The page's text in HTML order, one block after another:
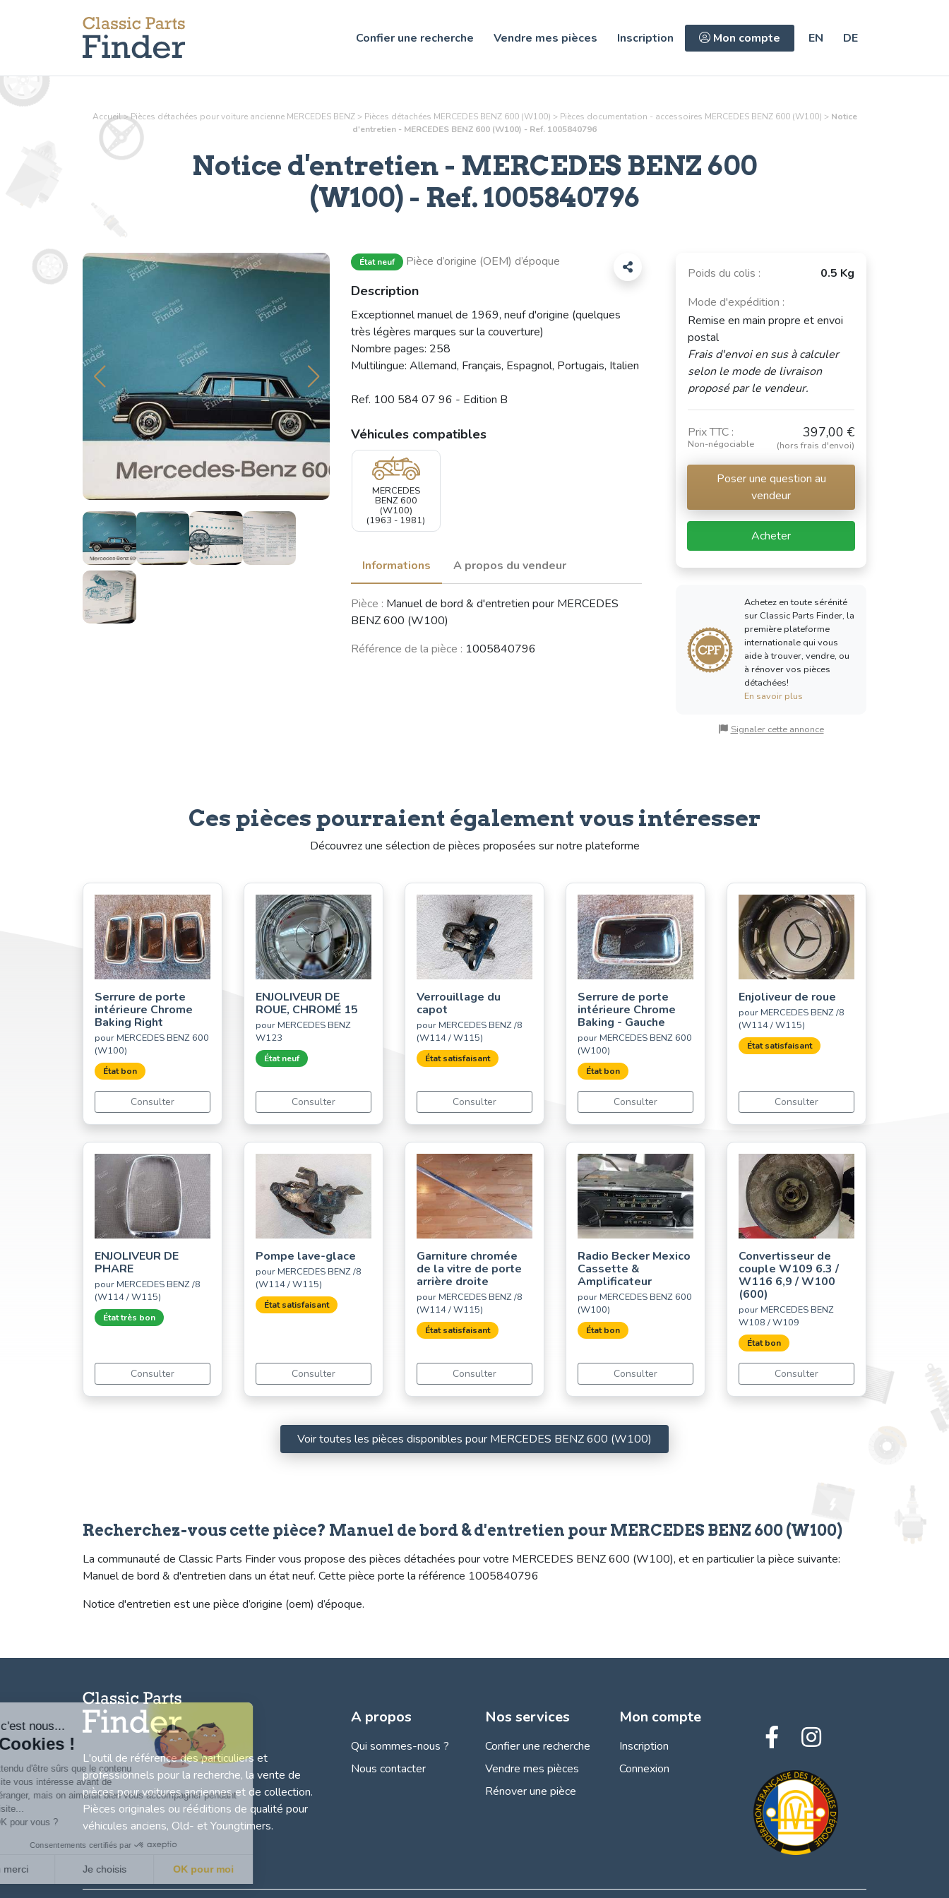
Confier une recherche Vendre mes pièces Inscription Mon compte EN DE
Accueil>Pièces détachées pour voiture ancienne MERCEDES BENZ > Pièces détachées MERCEDES BENZ 600 (W100) > Pièces documentation - accessoires MERCEDES BENZ 600 (W100) > Notice
d'entretien - MERCEDES BENZ 600 (W100) - Ref. 1005840796
Notice d'entretien - MERCEDES BENZ 600
(W100) - Ref.1005840796
État neuf Pièce d’origine (OEM) d’époque
Description
Exceptionnel manuel de 1969, neuf d'origine (quelques
très légères marques sur la couverture)
Nombre pages: 258
Multilingue: Allemand, Français, Espagnol, Portugais, Italien
Ref. 100 584 07 96 - Edition B
Véhicules compatibles
MERCEDES
BENZ 600
(W100)
(1963 - 1981)
Informations A propos du vendeur
Pièce : Manuel de bord & d'entretien pour MERCEDES
BENZ 600 (W100)
Référence de la pièce : 1005840796
Poids du colis :
0.5 Kg
Mode d'expédition :
Remise en main propre et envoi
postal
Frais d'envoi en sus à calculer
selon le mode de livraison
proposé par le vendeur.
Prix TTC :
Non-négociable
397,00 €
(hors frais d'envoi)
Poser une question au
vendeur
Acheter
Achetez en toute sérénité
sur Classic Parts Finder, la
première plateforme
internationale qui vous
aide à trouver, vendre, ou
à rénover vos pièces
détachées!
En savoir plus
Signaler cette annonce
Ces pièces pourraient également vous intéresser
Découvrez une sélection de pièces proposées sur notre plateforme
Serrure de porte
intérieure Chrome
Baking Right
pour MERCEDES BENZ 600
(W100)
État bon
Consulter
ENJOLIVEUR DE
ROUE, CHROMÉ 15
pour MERCEDES BENZ
W123
État neuf
Consulter
Verrouillage du
capot
pour MERCEDES BENZ /8
(W114 / W115)
État satisfaisant
Consulter
Serrure de porte
intérieure Chrome
Baking - Gauche
pour MERCEDES BENZ 600
(W100)
État bon
Consulter
Enjoliveur de roue
pour MERCEDES BENZ /8
(W114 / W115)
État satisfaisant
Consulter
ENJOLIVEUR DE
PHARE
pour MERCEDES BENZ /8
(W114 / W115)
État très bon
Consulter
Pompe lave-glace
pour MERCEDES BENZ /8
(W114 / W115)
État satisfaisant
Consulter
Garniture chromée
de la vitre de porte
arrière droite
pour MERCEDES BENZ /8
(W114 / W115)
État satisfaisant
Consulter
Radio Becker Mexico
Cassette &
Amplificateur
pour MERCEDES BENZ 600
(W100)
État bon
Consulter
Convertisseur de
couple W109 6.3 /
W116 6,9 / W100
(600)
pour MERCEDES BENZ
W108 / W109
État bon
Consulter
Voir toutes les pièces disponibles pour MERCEDES BENZ 600 (W100)
Recherchez-vous cette pièce? Manuel de bord & d'entretien pour MERCEDES BENZ 600 (W100)
La communauté de Classic Parts Finder vous propose des pièces détachées pour votre MERCEDES BENZ 600 (W100), et en particulier la pièce suivante:
Manuel de bord & d'entretien dans un état neuf. Cette pièce porte la référence 1005840796
Notice d'entretien est une pièce d’origine (oem) d’époque.
L'outil de référence des particuliers et
professionnels pour la recherche, la vente de
pièces pour voitures anciennes et de collection.
Pièces originales ou rééditions de qualité pour
véhicules anciens, Old- et Youngtimers.
A propos
Qui sommes-nous ?
Nous contacter
Nos services
Confier une recherche
Vendre mes pièces
Rénover une pièce
Mon compte
Inscription
Connexion
Salut c'est nous...
les Cookies !
On a attendu d'être sûrs que le contenu
de ce site vous intéresse avant de
vous déranger, mais on aimerait bien vous accompagner pendant
C'est OK pour vous ?
Consentements certifiés par
Non merci Je choisis OK pour moi
Axeptio consent
Plateforme de Gestion du Consentement : Personnalisez vos Options